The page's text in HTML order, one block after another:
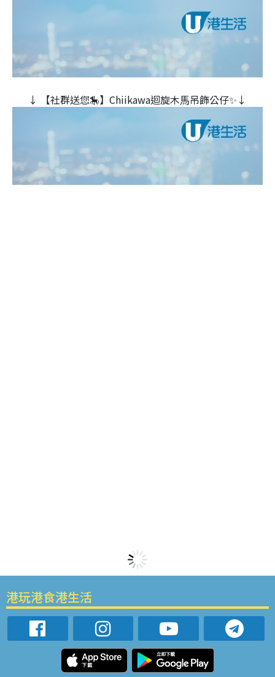
↓ 【社群送您🎠】Chiikawa迴旋木⾺吊飾公仔✨↓
港玩港食港生活